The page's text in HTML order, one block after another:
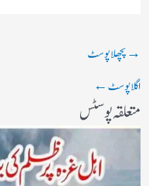
→پچھلا پوسٹ
اگلا پوسٹ←
متعلقہ پوسٹس